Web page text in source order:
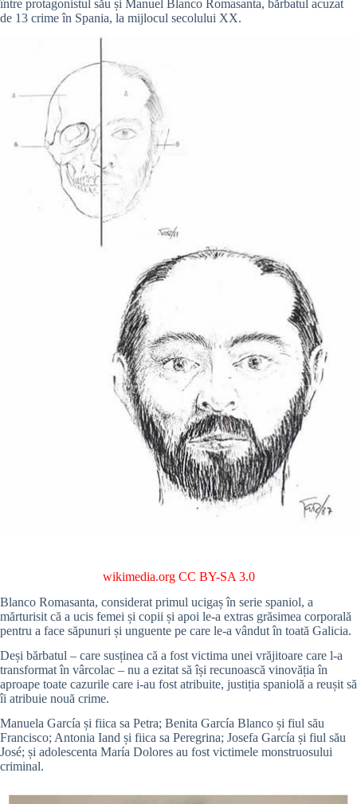
între protagonistul său și Manuel Blanco Romasanta, bărbatul acuzat
de 13 crime în Spania, la mijlocul secolului XX.
wikimedia.org CC BY-SA 3.0
Blanco Romasanta, considerat primul ucigaș în serie spaniol, a
mărturisit că a ucis femei și copii și apoi le-a extras grăsimea corporală
pentru a face săpunuri și unguente pe care le-a vândut în toată Galicia.
Deși bărbatul – care susținea că a fost victima unei vrăjitoare care l-a
transformat în vârcolac – nu a ezitat să își recunoască vinovăția în
aproape toate cazurile care i-au fost atribuite, justiția spaniolă a reușit să
îi atribuie nouă crime.
Manuela García și fiica sa Petra; Benita García Blanco și fiul său
Francisco; Antonia Iand și fiica sa Peregrina; Josefa García și fiul său
José; și adolescenta María Dolores au fost victimele monstruosului
criminal.